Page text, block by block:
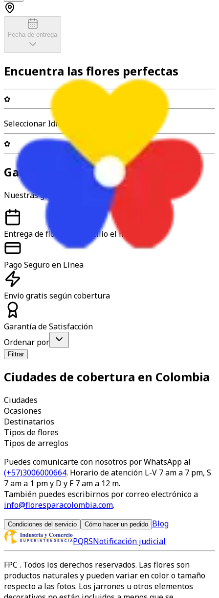
Fecha de entrega
Encuentra las flores perfectas
✿
Seleccionar Idioma
✿
Garantía y confianza
Nuestras garantías
Entrega de flores a domicilio el mismo día
Pago Seguro en Línea
Envío gratis según cobertura
Garantía de Satisfacción
Ordenar por
Filtrar
Ciudades de cobertura en Colombia
Ciudades
Ocasiones
Destinatarios
Tipos de flores
Tipos de arreglos
Puedes comunicarte con nosotros por WhatsApp al
(+57)3006000664. Horario de atención L-V 7 am a 7 pm, S
7 am a 1 pm y D y F 7 am a 12 m.
También puedes escribirnos por correo electrónico a
info@floresparacolombia.com.
Condiciones del servicio Cómo hacer un pedido Blog
PQRSNotificación judicial
FPC . Todos los derechos reservados. Las flores son
productos naturales y pueden variar en color o tamaño
respecto a las fotos. Los jarrones u otros elementos